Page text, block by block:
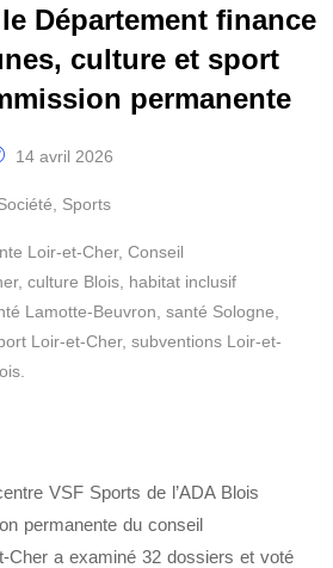
Département finance
culture et sport
permanente
14 avril 2026
Sports
Loir-et-Cher, Conseil
, culture Blois habitat inclusif
Lamotte-Beuvron santé Sologne
Loir-et-Cher, subventions Loir-et-
VSF Sports de l’ADA Blois
permanente du conseil
Cher a examiné 32 dossiers et voté